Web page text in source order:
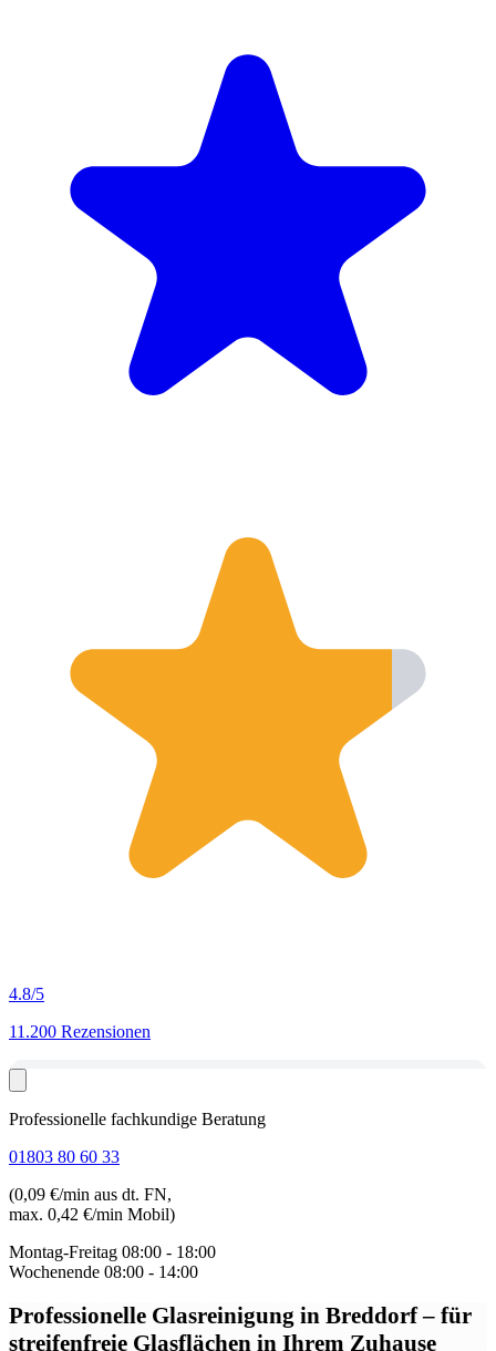
4.8/5
11.200 Rezensionen
Professionelle fachkundige Beratung
01803 80 60 33
(0,09 €/min aus dt. FN,
max. 0,42 €/min Mobil)
Montag-Freitag 08:00 - 18:00
Wochenende 08:00 - 14:00
Professionelle Glasreinigung in Breddorf– für
streifenfreie Glasflächen in Ihrem Zuhause